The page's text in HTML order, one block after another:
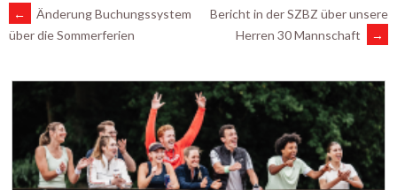
ARTIKEL-
NAVIGATION
←
Änderung Buchungssystem
über die Sommerferien
Bericht in der SZBZ über unsere
Herren 30 Mannschaft
→